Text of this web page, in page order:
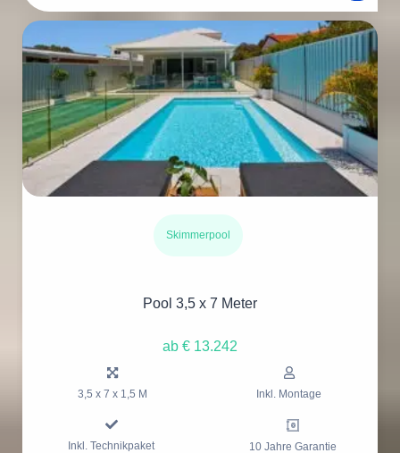
Skimmerpool
Pool 3,5 x 7 Meter
ab € 13.242
3,5 x 7 x 1,5 M Inkl. Montage
Inkl. Technikpaket 10 Jahre Garantie